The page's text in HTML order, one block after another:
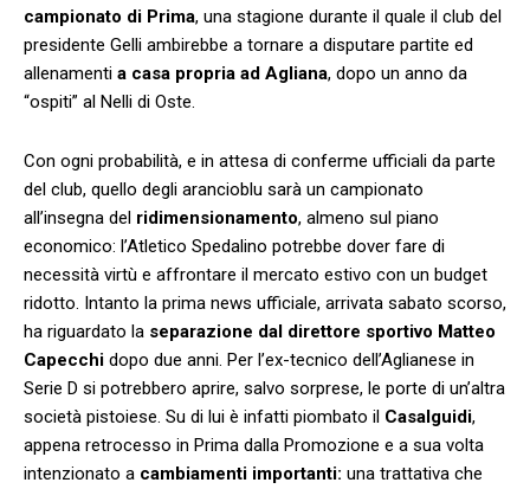
campionato di Prima, una stagione durante il quale il club del
presidente Gelli ambirebbe a tornare a disputare partite ed
allenamenti a casa propria ad Agliana, dopo un anno da
“ospiti” al Nelli di Oste.
Con ogni probabilità, e in attesa di conferme ufficiali da parte
del club, quello degli arancioblu sarà un campionato
all’insegna del ridimensionamento, almeno sul piano
economico: l’Atletico Spedalino potrebbe dover fare di
necessità virtù e affrontare il mercato estivo con un budget
ridotto. Intanto la prima news ufficiale, arrivata sabato scorso,
ha riguardato la separazione dal direttore sportivo Matteo
Capecchi dopo due anni. Per l’ex-tecnico dell’Aglianese in
Serie D si potrebbero aprire, salvo sorprese, le porte di un’altra
società pistoiese. Su di lui è infatti piombato il Casalguidi,
appena retrocesso in Prima dalla Promozione e a sua volta
intenzionato a cambiamenti importanti: una trattativa che